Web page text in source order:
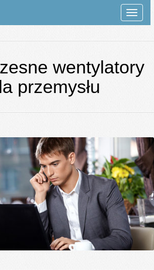
Rozwiń
wentylatory
przemysłu